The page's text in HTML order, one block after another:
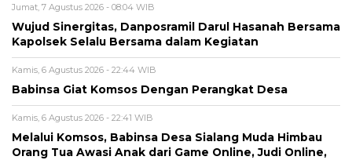
Jumat, 7 Agustus 2026 - 08:04 WIB
Wujud Sinergitas, Danposramil Darul Hasanah Bersama
Kapolsek Selalu Bersama dalam Kegiatan
Kamis, 6 Agustus 2026 - 22:44 WIB
Babinsa Giat Komsos Dengan Perangkat Desa
Kamis, 6 Agustus 2026 - 22:41 WIB
Melalui Komsos, Babinsa Desa Sialang Muda Himbau
Orang Tua Awasi Anak dari Game Online, Judi Online,